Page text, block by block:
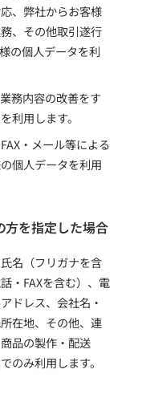
、弊社からお客様
、その他取引遂行
の個人データを利
務内容の改善をす
利用します。
・メール等による
個人データを利用
方を指定した場合
名（フリガナを含
・FAXを含む）、電
ドレス、会社名・
在地、その他、連
品の製作・配送
のみ利用します。